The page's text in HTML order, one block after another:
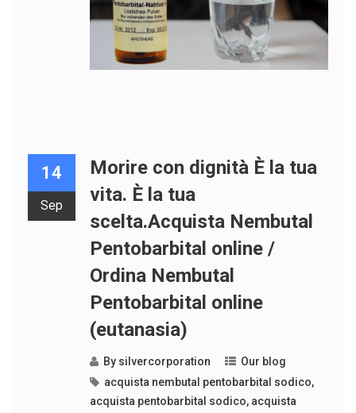
14
Sep
Morire con dignità È la tua
vita. È la tua
scelta.Acquista Nembutal
Pentobarbital online /
Ordina Nembutal
Pentobarbital online
(eutanasia)
By silvercorporation
Our blog
acquista nembutal pentobarbital sodico,
acquista pentobarbital sodico, acquista